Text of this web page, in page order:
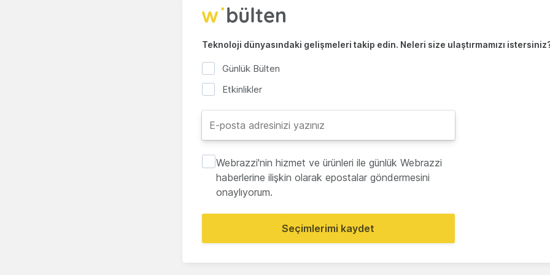
Teknoloji dünyasındaki gelişmeleri takip edin. Neleri size ulaştırmamızı
Günlük Bülten
Etkinlikler
Webrazzi'nin hizmet ve ürünleri ile günlük Webrazzi
haberlerine ilişkin olarak epostalar göndermesini
onaylıyorum.
Seçimlerimi kaydet